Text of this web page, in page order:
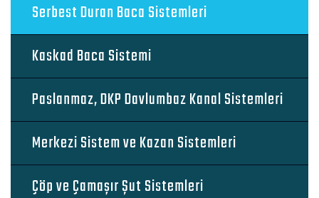
Serbest Duran Baca Sistemleri
Kaskad Baca Sistemi
Paslanmaz, DKP Davlumbaz Kanal Sistemleri
Merkezi Sistem ve Kazan Sistemleri
Çöp ve Çamaşır Şut Sistemleri